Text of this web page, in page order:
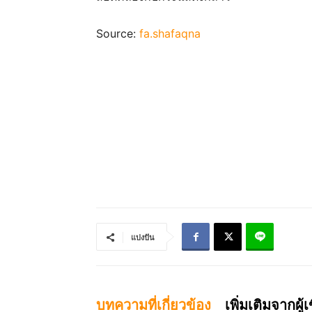
Source: fa.shafaqna
แบ่งปัน
บทความที่เกี่ยวข้อง เพิ่มเติมจากผู้